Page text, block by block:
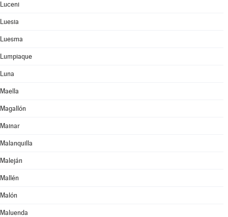
Luceni
Luesia
Luesma
Lumpiaque
Luna
Maella
Magallón
Mainar
Malanquilla
Maleján
Mallén
Malón
Maluenda